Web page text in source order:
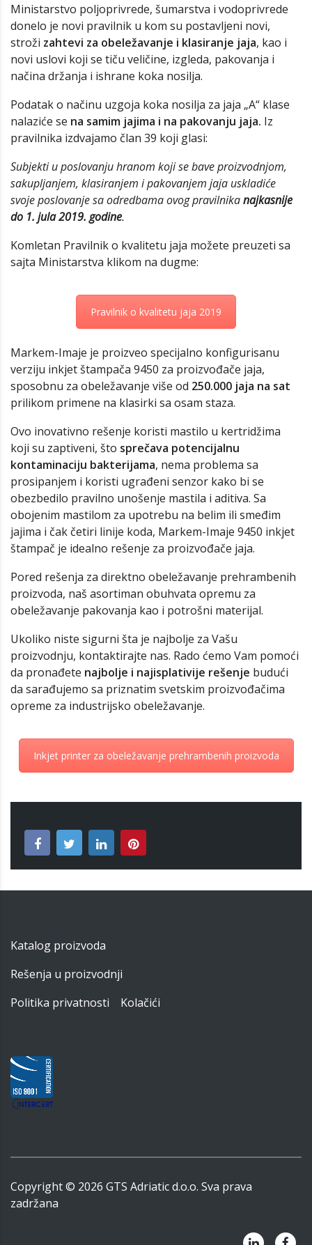
Ministarstvo poljoprivrede, šumarstva i vodoprivrede
donelo je novi pravilnik u kom su postavljeni novi,
stroži zahtevi za obeležavanje i klasiranje jaja, kao i
novi uslovi koji se tiču veličine, izgleda, pakovanja i
načina držanja i ishrane koka nosilja.
Podatak o načinu uzgoja koka nosilja za jaja „A“ klase
nalaziće se na samim jajima i na pakovanju jaja. Iz
pravilnika izdvajamo član 39 koji glasi:
Subjekti u poslovanju hranom koji se bave proizvodnjom,
sakupljanjem, klasiranjem i pakovanjem jaja uskladiće
svoje poslovanje sa odredbama ovog pravilnikanajkasnije
do 1. jula 2019. godine.
Komletan Pravilnik o kvalitetu jaja možete preuzeti sa
sajta Ministarstva klikom na dugme:
Pravilnik o kvalitetu jaja 2019
Markem-Imaje je proizveo specijalno konfigurisanu
verziju inkjet štampača 9450 za proizvođače jaja,
sposobnu za obeležavanje više od 250.000 jaja na sat
prilikom primene na klasirki sa osam staza.
Ovo inovativno rešenje koristi mastilo u kertridžima
koji su zaptiveni, što sprečava potencijalnu
kontaminaciju bakterijama, nema problema sa
prosipanjem i koristi ugrađeni senzor kako bi se
obezbedilo pravilno unošenje mastila i aditiva. Sa
obojenim mastilom za upotrebu na belim ili smeđim
jajima i čak četiri linije koda, Markem-Imaje 9450 inkjet
štampač je idealno rešenje za proizvođače jaja.
Pored rešenja za direktno obeležavanje prehrambenih
proizvoda, naš asortiman obuhvata opremu za
obeležavanje pakovanja kao i potrošni materijal.
Ukoliko niste sigurni šta je najbolje za Vašu
proizvodnju, kontaktirajte nas. Rado ćemo Vam pomoći
da pronađete najbolje i najisplativije rešenje budući
da sarađujemo sa priznatim svetskim proizvođačima
opreme za industrijsko obeležavanje.
Inkjet printer za obeležavanje prehrambenih proizvoda
Katalog proizvoda
Rešenja u proizvodnji
Politika privatnosti
Kolačići
Copyright © 2026 GTS Adriatic d.o.o. Sva prava
zadržana